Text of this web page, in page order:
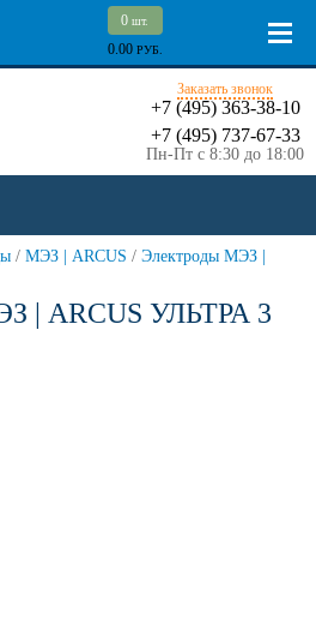
0 шт.
0.00 РУБ.
Заказать звонок
+7 (495) 363-38-10
+7 (495) 737-67-33
Пн-Пт с 8:30 до 18:00
/ МЭЗ | ARCUS / Электроды МЭЗ |
| ARCUS УЛЬТРА 3